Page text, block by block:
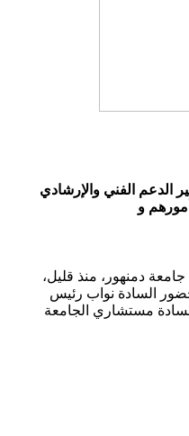
الدعم الفني والإرشادي
أمورهم و
دمنهور، منذ قليل،
السادة نواب رئيس
مستشاري الجامعة